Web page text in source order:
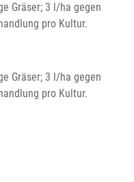
Gräser; 3 l/ha gegen
pro Kultur.
Gräser; 3 l/ha gegen
pro Kultur.